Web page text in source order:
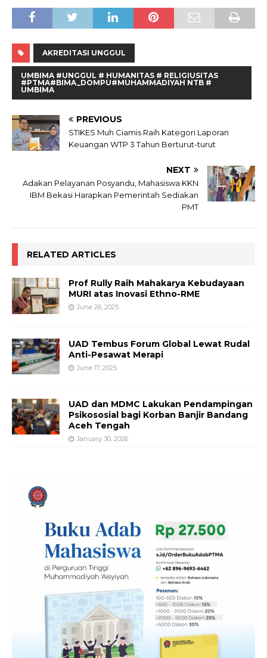
AKREDITASI UNGGUL
UMBIMA #UNGGUL # HUMANITAS # RELIGIUSITAS
#PTMA#BIMA_DOMPU#MUHAMMADIYAH NTB #
UMBIMA
PREVIOUS
STIKES Muh Ciamis Raih Kategori Laporan
Keuangan WTP 3 Tahun Berturut-turut
NEXT
Adakan Pelayanan Posyandu, Mahasiswa KKN
IBM Bekasi Harapkan Pemerintah Sediakan
PMT
RELATED ARTICLES
Prof Rully Raih Mahakarya Kebudayaan
MURI atas Inovasi Ethno-RME
June 26, 2025
UAD Tembus Forum Global Lewat Rudal
Anti-Pesawat Merapi
June 17, 2025
UAD dan MDMC Lakukan Pendampingan
Psikososial bagi Korban Banjir Bandang
Aceh Tengah
January 30, 2026